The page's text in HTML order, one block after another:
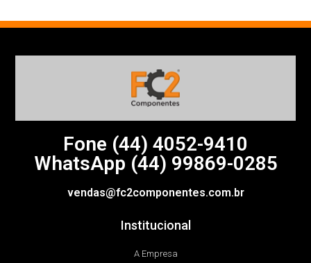
Fone (44) 4052-9410
WhatsApp (44) 99869-0285
vendas@fc2componentes.com.br
Institucional
A Empresa